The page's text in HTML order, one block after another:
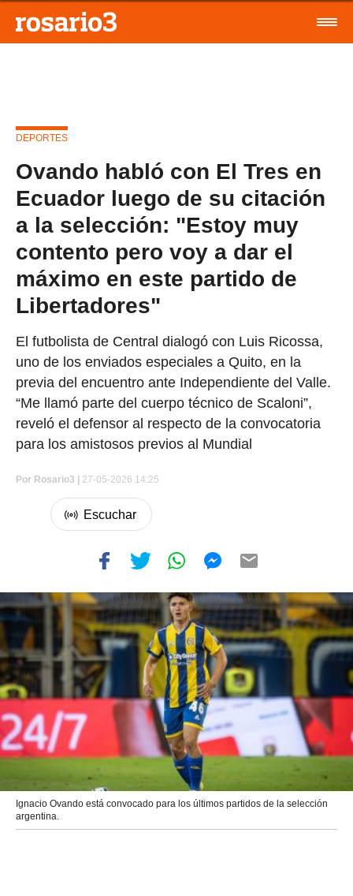
DEPORTES
Ovando habló con El Tres en
Ecuador luego de su citación
a la selección: "Estoy muy
contento pero voy a dar el
máximo en este partido de
Libertadores"
El futbolista de Central dialogó con Luis Ricossa,
uno de los enviados especiales a Quito, en la
previa del encuentro ante Independiente del Valle.
“Me llamó parte del cuerpo técnico de Scaloni”,
reveló el defensor al respecto de la convocatoria
para los amistosos previos al Mundial
Por Rosario3 | 27-05-2026 14:25
Ignacio Ovando está convocado para los últimos partidos de la selección
argentina.